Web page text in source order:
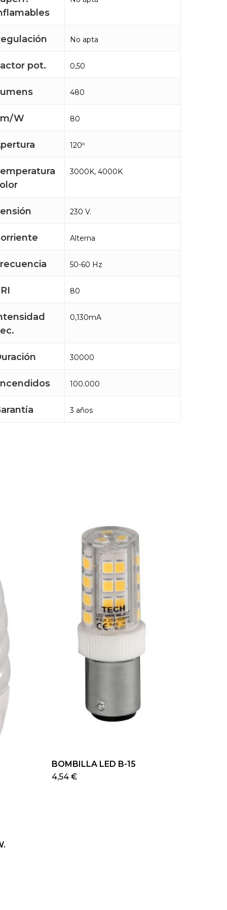
No apta
pot. 0,50
480
W 80
120º
3000K, 4000K
230 V.
Alterna
50-60 Hz
80
0,130mA
30000
100.000
3 años
BOMBILLA LED B-15
4,54€